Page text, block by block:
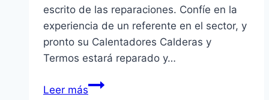
escrito de las reparaciones. Confíe en la
experiencia de un referente en el sector, y
pronto su Calentadores Calderas y
Termos estará reparado y…
Leer másServicio